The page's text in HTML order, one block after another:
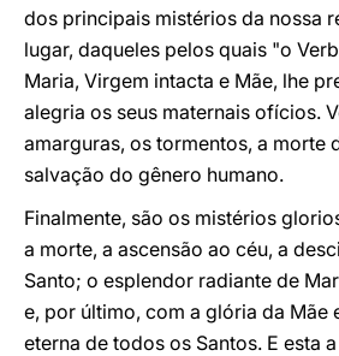
dos principais mistérios da nossa
lugar, daqueles pelos quais "o
Maria, Virgem intacta e Mãe, lhe
alegria os seus maternais ofícios.
amarguras, os tormentos, a morte
salvação do gênero humano.
Finalmente, são os mistérios
a morte, a ascensão ao céu, a
Santo; o esplendor radiante de
e, por último, com a glória da Mãe
eterna de todos os Santos. E esta